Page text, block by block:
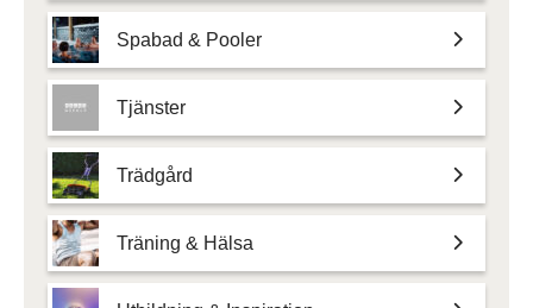
Spabad & Pooler
Tjänster
Trädgård
Träning & Hälsa